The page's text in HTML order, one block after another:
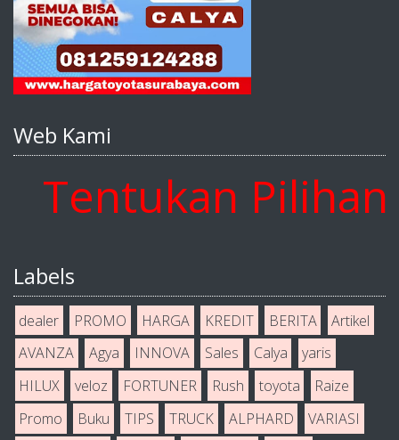
Web Kami
Pilihan
Labels
dealer PROMO HARGA KREDIT BERITA
Artikel
AVANZA
Agya INNOVA Sales Calya
yaris
HILUX
veloz FORTUNER Rush toyota
Raize
Promo
Buku TIPS TRUCK ALPHARD
VARIASI